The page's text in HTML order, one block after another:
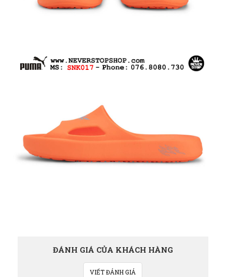
ĐÁNH GIÁ CỦA KHÁCH HÀNG
VIẾT ĐÁNH GIÁ